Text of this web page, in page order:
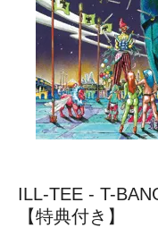
ILL-TEE - T-
【特典付き】